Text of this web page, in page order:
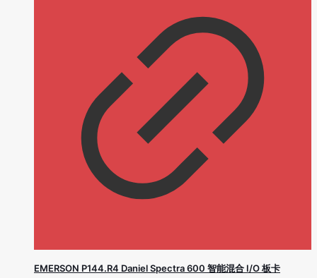
EMERSON P144.R4 Daniel Spectra 600 智能混合 I/O 板卡